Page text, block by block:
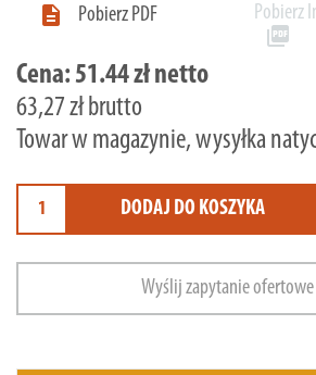

Pobierz PDF Pobierz
picture_as_pdf
Cena: 51.44 zł netto
63,27 zł brutto
Towar w magazynie, wysyłka
DODAJ DO KOSZYKA
Wyślij zapytanie ofertowe